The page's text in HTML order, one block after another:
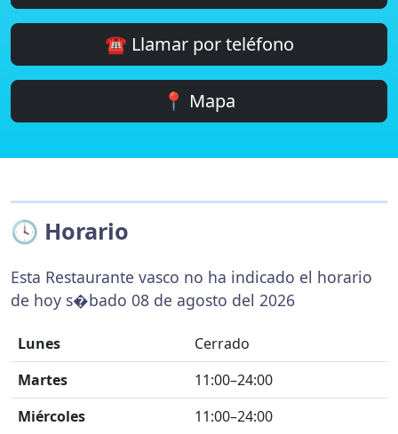
☎️ Llamar por teléfono
📍 Mapa
🕓 Horario
Esta Restaurante vasco no ha indicado el horario
de hoy s�bado 08 de agosto del 2026
Lunes
Cerrado
Martes
11:00–24:00
Miércoles
11:00–24:00